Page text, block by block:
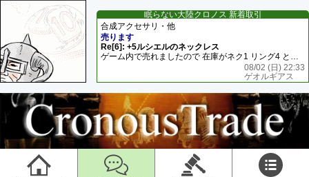
眠らない大陸クロノス 新着取引
合成アクセサリ・他
売ります
Re[6]: +5ルシエルのネックレス
ゲーム内で売れましたので 在庫がネク1 リング4 となります リングのお値段は80G といたします
08/02 (日) 22:33
ゲオルギアス